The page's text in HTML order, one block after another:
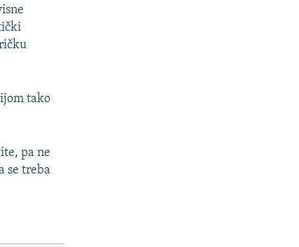
tako
pa ne
se treba